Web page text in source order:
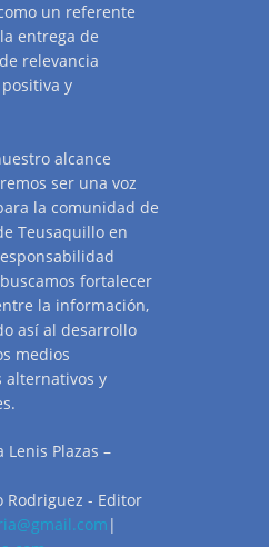
un referente
entrega de
relevancia
y
alcance
ser una voz
la comunidad de
Teusaquillo en
fortalecer
la información,
así al desarrollo
medios
alternativos y
Lenis Plazas –
Rodriguez - Editor
|